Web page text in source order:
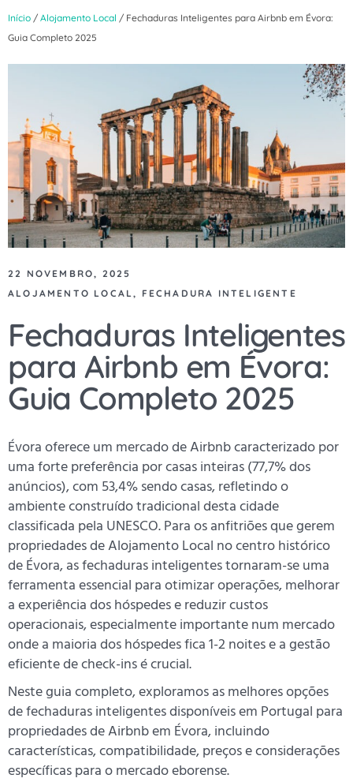
Início / Alojamento Local / Fechaduras Inteligentes para Airbnb em Évora:
Guia Completo 2025
22 NOVEMBRO, 2025
ALOJAMENTO LOCAL, FECHADURA INTELIGENTE
Fechaduras Inteligentes
para Airbnb em Évora:
Guia Completo 2025
Évora oferece um mercado de Airbnb caracterizado por
uma forte preferência por casas inteiras (77,7% dos
anúncios), com 53,4% sendo casas, refletindo o
ambiente construído tradicional desta cidade
classificada pela UNESCO. Para os anfitriões que gerem
propriedades de Alojamento Local no centro histórico
de Évora, as fechaduras inteligentes tornaram-se uma
ferramenta essencial para otimizar operações, melhorar
a experiência dos hóspedes e reduzir custos
operacionais, especialmente importante num mercado
onde a maioria dos hóspedes fica 1-2 noites e a gestão
eficiente de check-ins é crucial.
Neste guia completo, exploramos as melhores opções
de fechaduras inteligentes disponíveis em Portugal para
propriedades de Airbnb em Évora, incluindo
características, compatibilidade, preços e considerações
específicas para o mercado eborense.